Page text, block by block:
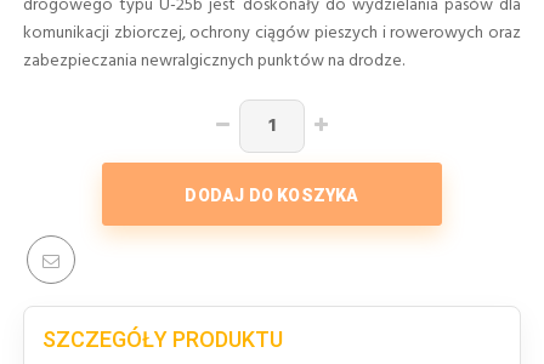
komunikacji zbiorczej, ochrony ciągów pieszych i rowerowych oraz
zabezpieczania newralgicznych punktów na drodze.
DODAJ DO KOSZYKA
SZCZEGÓŁY PRODUKTU